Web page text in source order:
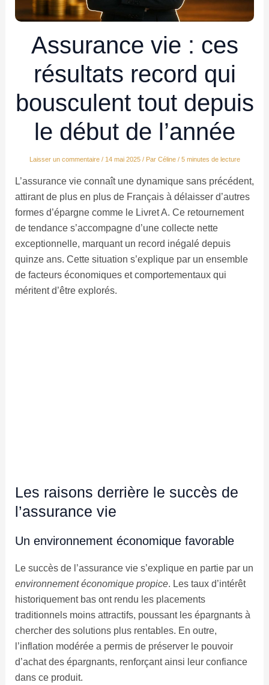
Assurance vie : ces
résultats record qui
bousculent tout depuis
le début de l’année
Laisser un commentaire / 14 mai 2025 / Par Céline / 5 minutes de lecture
L’assurance vie connaît une dynamique sans précédent,
attirant de plus en plus de Français à délaisser d’autres
formes d’épargne comme le Livret A. Ce retournement
de tendance s’accompagne d’une collecte nette
exceptionnelle, marquant un record inégalé depuis
quinze ans. Cette situation s’explique par un ensemble
de facteurs économiques et comportementaux qui
méritent d’être explorés.
Les raisons derrière le succès de
l’assurance vie
Un environnement économique favorable
Le succès de l’assurance vie s’explique en partie par un
environnement économique propice. Les taux d’intérêt
historiquement bas ont rendu les placements
traditionnels moins attractifs, poussant les épargnants à
chercher des solutions plus rentables. En outre,
l’inflation modérée a permis de préserver le pouvoir
d’achat des épargnants, renforçant ainsi leur confiance
dans ce produit.